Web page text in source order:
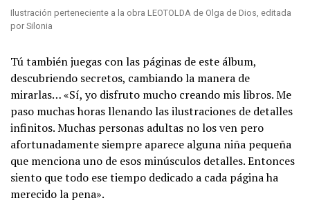
Ilustración perteneciente a la obra LEOTOLDA de Olga de Dios, editada
por Silonia
Tú también juegas con las páginas de este álbum,
descubriendo secretos, cambiando la manera de
mirarlas… «Sí, yo disfruto mucho creando mis libros. Me
paso muchas horas llenando las ilustraciones de detalles
infinitos. Muchas personas adultas no los ven pero
afortunadamente siempre aparece alguna niña pequeña
que menciona uno de esos minúsculos detalles. Entonces
siento que todo ese tiempo dedicado a cada página ha
merecido la pena».